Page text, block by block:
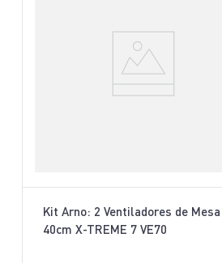
Kit Arno: 2 Ventiladores de Mesa
40cm X-TREME 7 VE70